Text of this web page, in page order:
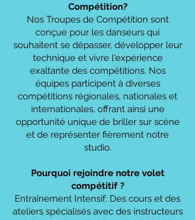
Compétition?
Nos Troupes de Compétition sont
conçue pour les danseurs qui
souhaitent se dépasser, développer leur
technique et vivre l'expérience
exaltante des compétitions. Nos
équipes participent à diverses
compétitions régionales, nationales et
internationales, offrant ainsi une
opportunité unique de briller sur scène
et de représenter fièrement notre
studio.
Pourquoi rejoindre notre volet
compétitif ?
Entraînement Intensif: Des cours et des
ateliers spécialisés avec des instructeurs